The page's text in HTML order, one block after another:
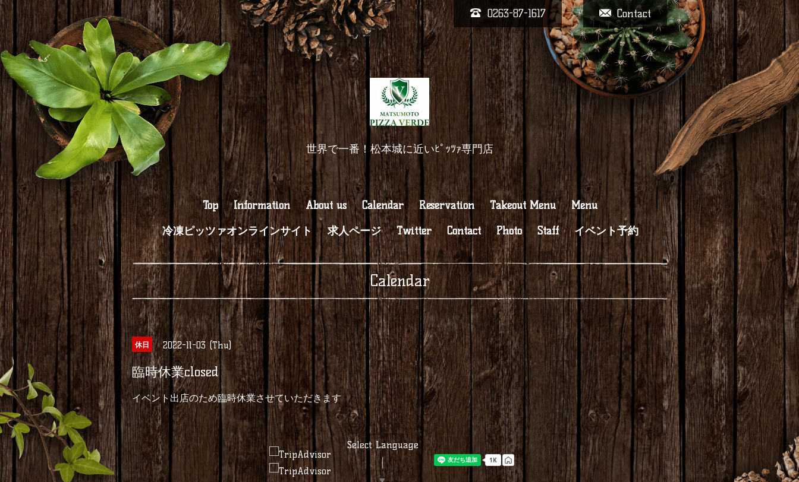
Contact
0263-87-1617
世界で一番！松本城に近いﾋﾟｯﾂｧ専門店
Top Information About us Calendar Reservation Takeout Menu
Menu
冷凍ピッツァオンラインサイト
求人ページ Twitter Contact Photo Staff イベント予約
Calendar
休日 2022-11-03 (Thu)
臨時休業closed
イベント出店のため臨時休業させていただきます
Select Language